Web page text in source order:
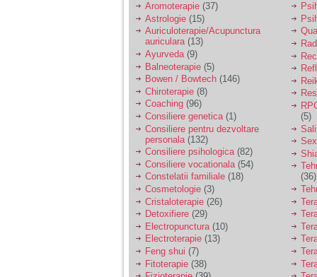
Sunt casatorita, am
31 de ani si un copil in
varsta de 2 ani care
mi-e lumina ochilor.
De ceva timp simt ca
mi s-a adunat
oboseala, o oboseala
cronica de care nu pot
scapa si simt ca din
cauza ei nu pot
controla nervii si
cateodata are copilul
de suferit.
Am o bariera peste
care nu pot trece:
prietena mea a ramas
insarcinata cu o fata.
Am fost de comun
acord sa facem un
copil, cu gandul ca e
baiat.
Aromoterapie (37)
Astrologie (15)
Auriculoterapie/Acupunctura
auriculara(13)
Ayurveda(9)
Balneoterapie (5)
Bowen / Bowtech (146)
Chiroterapie (8)
Coaching (96)
Consiliere genetica(1)
Consiliere pentru dezvoltare
personala (132)
Consiliere psihologica(82)
Consiliere vocationala (54)
Constelatii familiale (18)
Cosmetologie (3)
Cristaloterapie (26)
Detoxifiere (29)
Electropunctura (10)
Electroterapie (13)
Feng shui (7)
Fitoterapie (38)
(5)
(36)